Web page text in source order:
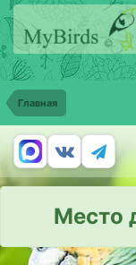
Главная
Место